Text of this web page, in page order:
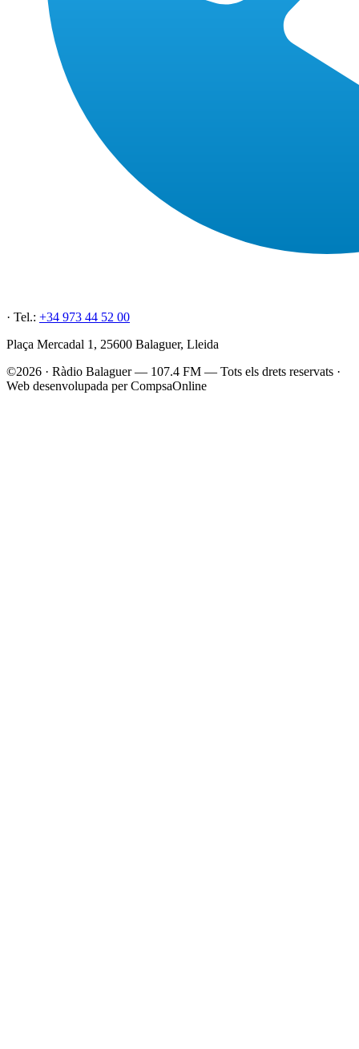
· Tel.: +34 973 44 52 00
Plaça Mercadal 1, 25600 Balaguer, Lleida
©2026 · Ràdio Balaguer — 107.4 FM — Tots els drets reservats ·
Web desenvolupada per CompsaOnline